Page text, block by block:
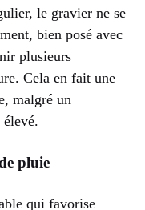
le gravier ne se
bien posé avec
plusieurs
Cela en fait une
malgré un
pluie
qui favorise